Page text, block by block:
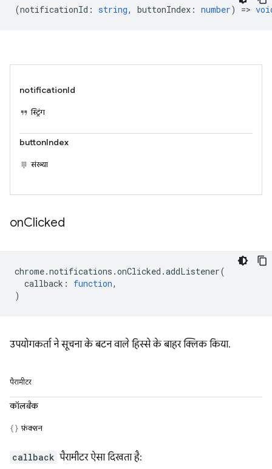
(notificationId : string, buttonIndex : number) =>
notificationId
स्ट्रिंग
buttonIndex
संख्या
onClicked
chrome.notifications .onClicked .addListener(
callback : function,
)
उपयोगकर्ता ने सूचना के बटन वाले हिस्से के बाहर क्लिक किया.
पैरामीटर
कॉलबैक
फ़ंक्शन
callback पैरामीटर ऐसा दिखता है: